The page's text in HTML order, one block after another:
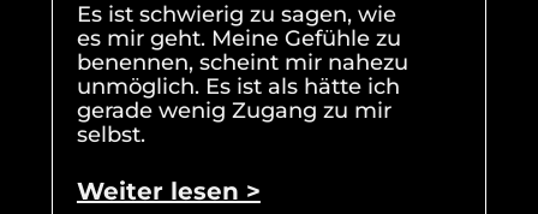
Es ist schwierig zu sagen, wie
es mir geht. Meine Gefühle zu
benennen, scheint mir nahezu
unmöglich. Es ist als hätte ich
gerade wenig Zugang zu mir
selbst.
Weiter lesen >